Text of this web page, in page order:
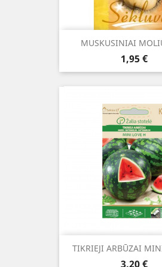
MUSKUSINIAI
Kaina
1,95 €
TIKRIEJI ARBŪZAI
Kaina
3,20 €